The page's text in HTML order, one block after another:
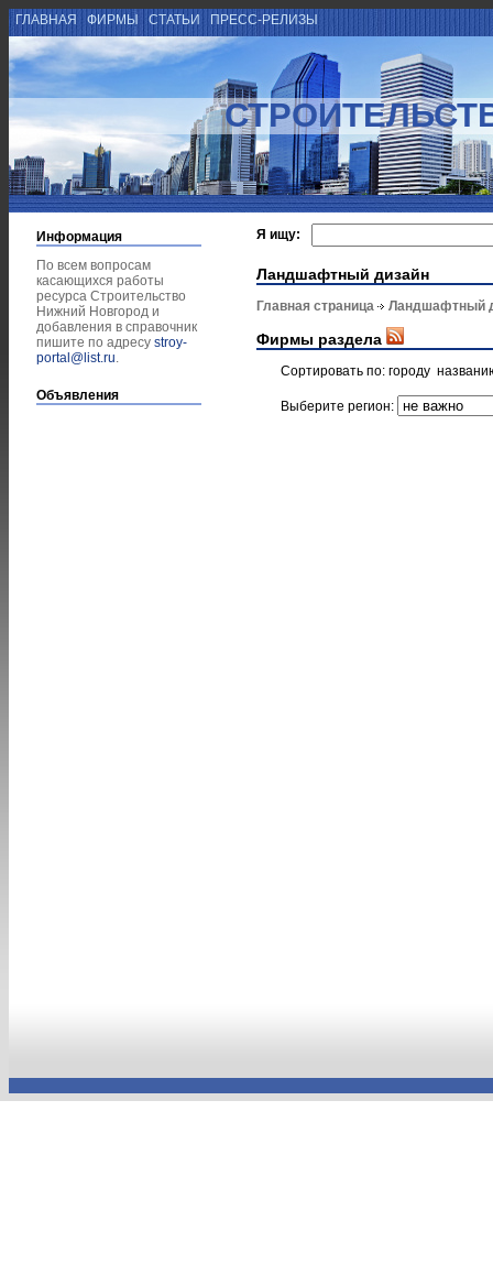
ГЛАВНАЯ ФИРМЫ СТАТЬИ ПРЕСС-РЕЛИЗЫ
Информация
По всем вопросам
касающихся работы
ресурса Строительство
Нижний Новгород и
добавления в справочник
пишите по адресу stroy-
portal@list.ru.
Объявления
Я ищу:
Ландшафтный дизайн
Главная страница Ландшафтный
Фирмы раздела
Сортировать по: городу
Выберите регион: